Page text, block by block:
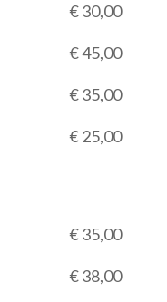
€ 30,00
€ 45,00
€ 35,00
€ 25,00
€ 35,00
€ 38,00